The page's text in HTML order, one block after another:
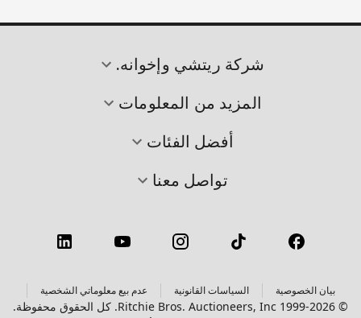
شركة ريتشي وإخوانه.
المزيد من المعلومات
أفضل الفئات
تواصل معنا
بيان الخصوصية السياسات القانونية عدم بيع معلوماتي الشخصية
© 1999-2026 Ritchie Bros. Auctioneers, Inc. كل الحقوق محفوظة.